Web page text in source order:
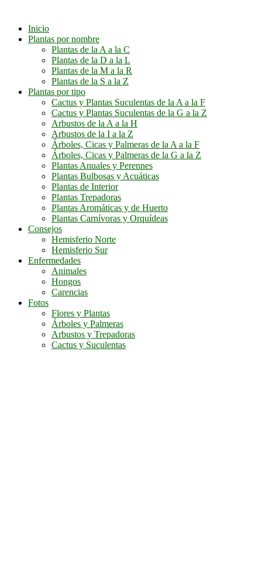
Inicio
Plantas por nombre
Plantas de la A a la C
Plantas de la D a la L
Plantas de la M a la R
Plantas de la S a la Z
Plantas por tipo
Cactus y Plantas Suculentas de la A a la F
Cactus y Plantas Suculentas de la G a la Z
Arbustos de la A a la H
Arbustos de la I a la Z
Árboles, Cicas y Palmeras de la A a la F
Árboles, Cicas y Palmeras de la G a la Z
Plantas Anuales y Perennes
Plantas Bulbosas y Acuáticas
Plantas de Interior
Plantas Trepadoras
Plantas Aromáticas y de Huerto
Plantas Carnívoras y Orquídeas
Consejos
Hemisferio Norte
Hemisferio Sur
Enfermedades
Animales
Hongos
Carencias
Fotos
Flores y Plantas
Árboles y Palmeras
Arbustos y Trepadoras
Cactus y Suculentas